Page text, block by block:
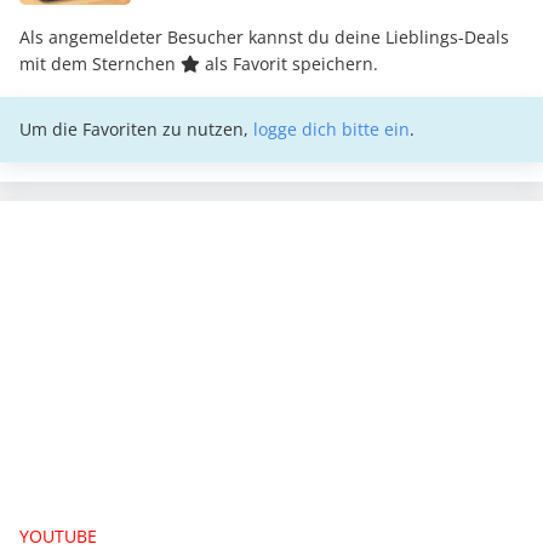
Als angemeldeter Besucher kannst du deine Lieblings-Deals
mit dem Sternchen
als Favorit speichern.
Um die Favoriten zu nutzen, logge dich bitte ein.
YOUTUBE